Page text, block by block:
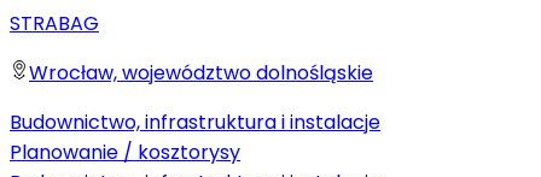
STRABAG
Wrocław, województwo dolnośląskie
Budownictwo, infrastruktura i instalacje
Planowanie / kosztorysy